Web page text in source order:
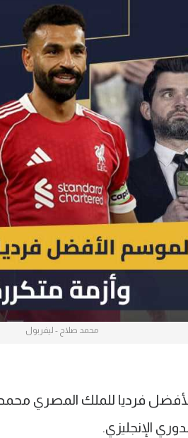
الدوري السعودي للمحترفين
دوري أبطال أوروبا
دوري أبطال إفريقيا
كل البطولات
محمد صلاح - ليفربول
موسم 2024-2025 الأفضل فرديا للملك
الإنجليزي.